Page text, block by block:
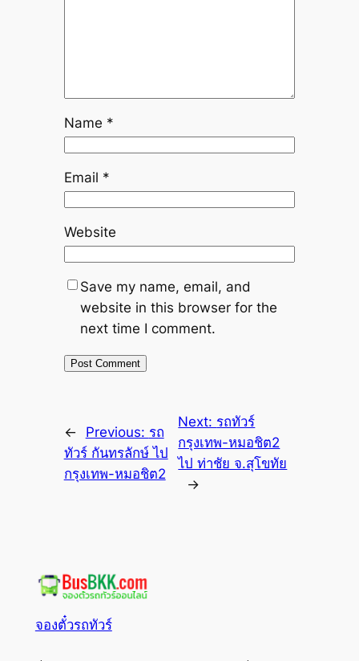
Name *
Email *
Website
Save my name, email, and
website in this browser for the
next time I comment.
← Previous: รถ
ทัวร์ กันทรลักษ์ ไป
กรุงเทพ-หมอชิต2
Next: รถทัวร์
กรุงเทพ-หมอชิต2
ไป ท่าชัย จ.สุโขทัย
→
จองตั๋วรถทัวร์